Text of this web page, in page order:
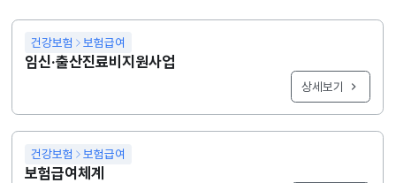
건강보험 보험급여
임신·출산진료비지원사업
상세보기
건강보험 보험급여
보험급여체계